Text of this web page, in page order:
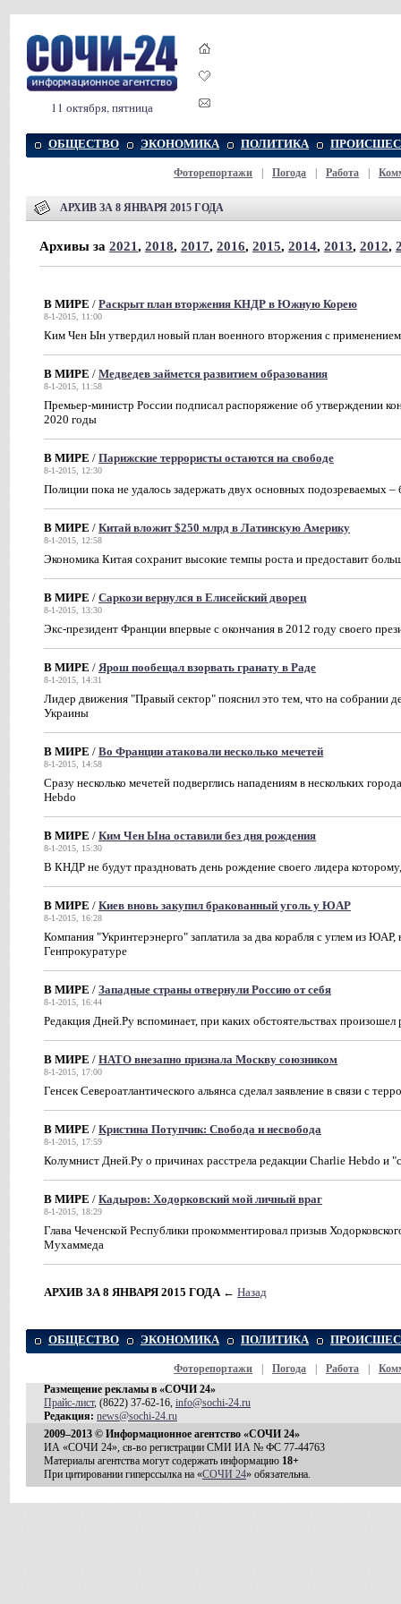
11 октября, пятница
ОБЩЕСТВО ЭКОНОМИКА ПОЛИТИКА
Фоторепортажи Погода Работа
АРХИВ ЗА 8 ЯНВАРЯ 2015 ГОДА
Архивы за 2021, 2018, 2017, 2016, 2015, 2014, 2013, 2012,
В МИРЕ / Раскрыт план вторжения КНДР в Южную Корею
8-1-2015, 11:00
Ким Чен Ын утвердил новый план военного вторжения с
В МИРЕ / Медведев займется развитием образования
8-1-2015, 11:58
Премьер-министр России подписал распоряжение об утверждении
2020 годы
В МИРЕ / Парижские террористы остаются на свободе
8-1-2015, 12:30
Полиции пока не удалось задержать двух основных подозреваемых
В МИРЕ / Китай вложит $250 млрд в Латинскую Америку
8-1-2015, 12:58
Экономика Китая сохранит высокие темпы роста и предоставит
В МИРЕ / Саркози вернулся в Елисейский дворец
8-1-2015, 13:30
Экс-президент Франции впервые с окончания в 2012 году своего
В МИРЕ / Ярош пообещал взорвать гранату в Раде
8-1-2015, 14:31
Лидер движения "Правый сектор" пояснил это тем, что на собрании
Украины
В МИРЕ / Во Франции атаковали несколько мечетей
8-1-2015, 14:58
Сразу несколько мечетей подверглись нападениям в нескольких
Hebdo
В МИРЕ / Ким Чен Ына оставили без дня рождения
8-1-2015, 15:30
В КНДР не будут праздновать день рождение своего лидера
В МИРЕ / Киев вновь закупил бракованный уголь у ЮАР
8-1-2015, 16:28
Компания "Укринтерэнерго" заплатила за два корабля с углем из
Генпрокуратуре
В МИРЕ / Западные страны отвернули Россию от себя
8-1-2015, 16:44
Редакция Дней.Ру вспоминает, при каких обстоятельствах произошел
В МИРЕ / НАТО внезапно признала Москву союзником
8-1-2015, 17:00
Генсек Североатлантического альянса сделал заявление в связи с
В МИРЕ / Кристина Потупчик: Свобода и несвобода
8-1-2015, 17:59
Колумнист Дней.Ру о причинах расстрела редакции Charlie Hebdo и
В МИРЕ / Кадыров: Ходорковский мой личный враг
8-1-2015, 18:29
Глава Чеченской Республики прокомментировал призыв
Мухаммеда
АРХИВ ЗА 8 ЯНВАРЯ 2015 ГОДА ← Назад
ОБЩЕСТВО ЭКОНОМИКА ПОЛИТИКА
Фоторепортажи Погода Работа
Размещение рекламы в «СОЧИ 24»
Прайс-лист, (8622) 37-62-16, info@sochi-24.ru
Редакция: news@sochi-24.ru
2009–2013 © Информационное агентство «СОЧИ 24»
ИА «СОЧИ 24», св-во регистрации СМИ ИА № ФС 77-44763
Материалы агентства могут содержать информацию 18+
При цитировании гиперссылка на «СОЧИ 24» обязательна.